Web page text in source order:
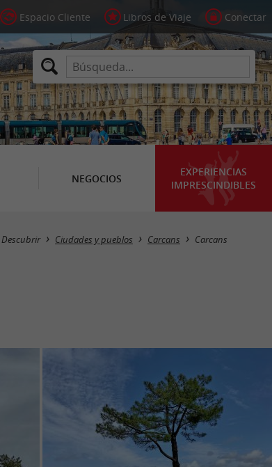
Espacio Cliente Libros de Viaje Conectar
NEGOCIOS
EXPERIENCIAS
IMPRESCINDIBLES
Descubrir Ciudades y pueblos Carcans Carcans